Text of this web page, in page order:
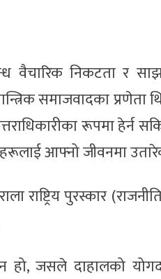
वैचारिक निकटता र
समाजवादका प्रणेता
रूपमा हेर्न
आफ्नो जीवनमा
राष्ट्रिय पुरस्कार
जसले दाहालको